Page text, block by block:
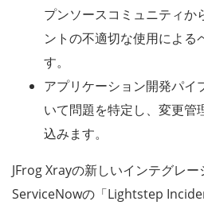
プンソースコミュニティか
ントの不適切な使用による
す。
アプリケーション開発パイ
いて問題を特定し、変更管
込みます。
JFrog Xrayの新しいインテグレー
ServiceNowの「Lightstep